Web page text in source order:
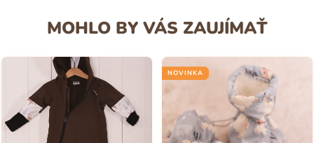
MOHLO BY VÁS ZAUJÍMAŤ
NOVINKA